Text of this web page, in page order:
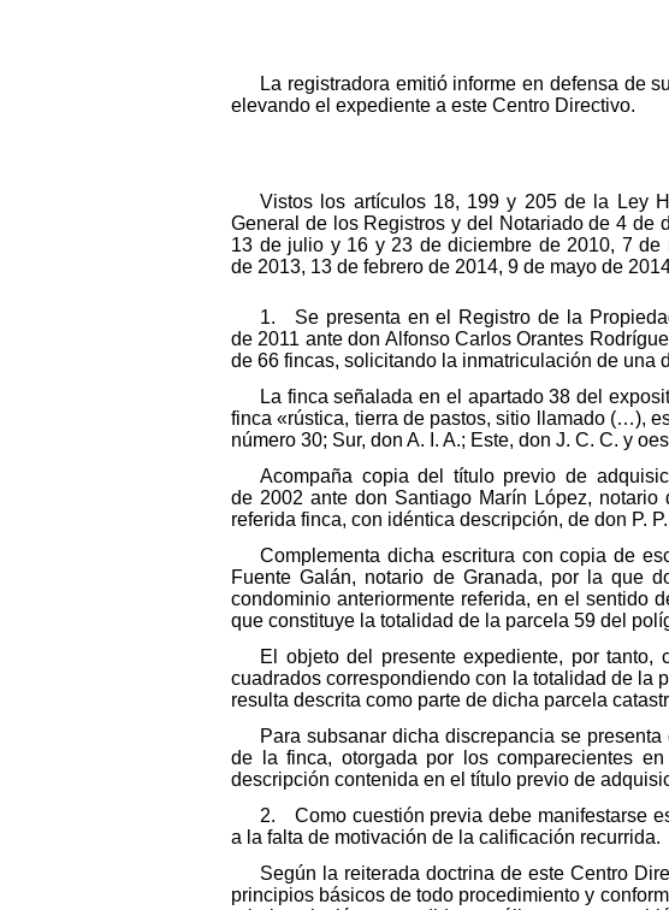
La registradora emitió informe en defensa de
elevando el expediente a este Centro Directivo.
Vistos los artículos 18, 199 y 205 de la Ley
General de los Registros y del Notariado de 4 de
13 de julio y 16 y 23 de diciembre de 2010, 7
de 2013, 13 de febrero de 2014, 9 de mayo de
1. Se presenta en el Registro de la
de 2011 ante don Alfonso Carlos Orantes
de 66 fincas, solicitando la inmatriculación de una
La finca señalada en el apartado 38 del
finca «rústica, tierra de pastos, sitio llamado (…),
número 30; Sur, don A. I. A.; Este, don J. C. C. y
Acompaña copia del título previo de
de 2002 ante don Santiago Marín López,
referida finca, con idéntica descripción, de don P. P.
Complementa dicha escritura con copia de
Fuente Galán, notario de Granada, por la que
condominio anteriormente referida, en el sentido
que constituye la totalidad de la parcela 59 del
El objeto del presente expediente, por
cuadrados correspondiendo con la totalidad de la
resulta descrita como parte de dicha parcela
Para subsanar dicha discrepancia se
de la finca, otorgada por los comparecientes
descripción contenida en el título previo de
2. Como cuestión previa debe manifestarse
a la falta de motivación de la calificación recurrida.
Según la reiterada doctrina de este Centro
principios básicos de todo procedimiento y